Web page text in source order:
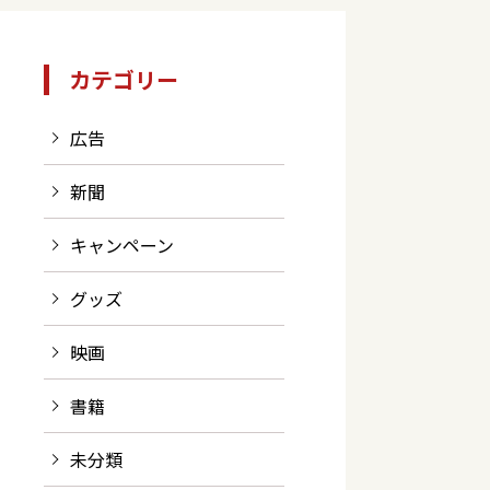
カテゴリー
広告
新聞
キャンペーン
グッズ
映画
書籍
未分類